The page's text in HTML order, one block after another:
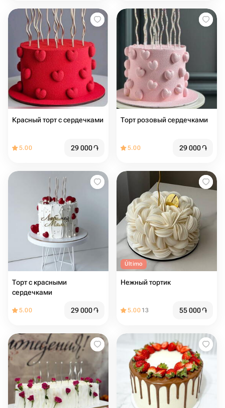
Красный торт с сердечками
5.00 29 000֏
Торт розовый сердечками
5.00 29 000֏
Торт с красными
сердечками
5.00 29 000֏
Último
Нежный тортик
5.00 13 55 000֏